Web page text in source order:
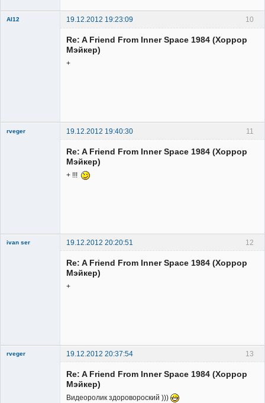
10
Al12
19.12.2012 19:23:09
Re: A Friend From Inner Space 1984 (Хоррор
Мэйкер)
+
11
rveger 19.12.2012 19:40:30
Re: A Friend From Inner Space 1984 (Хоррор
Мэйкер)
+ !!!
12
ivan ser
19.12.2012 20:20:51
Re: A Friend From Inner Space 1984 (Хоррор
Мэйкер)
+
13
rveger 19.12.2012 20:37:54
Re: A Friend From Inner Space 1984 (Хоррор
Мэйкер)
Видеоролик здоровороский )))